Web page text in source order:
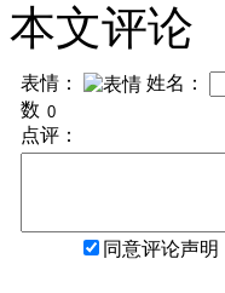
本文评论
表情： 姓名：
数
点评：
同意评论声明